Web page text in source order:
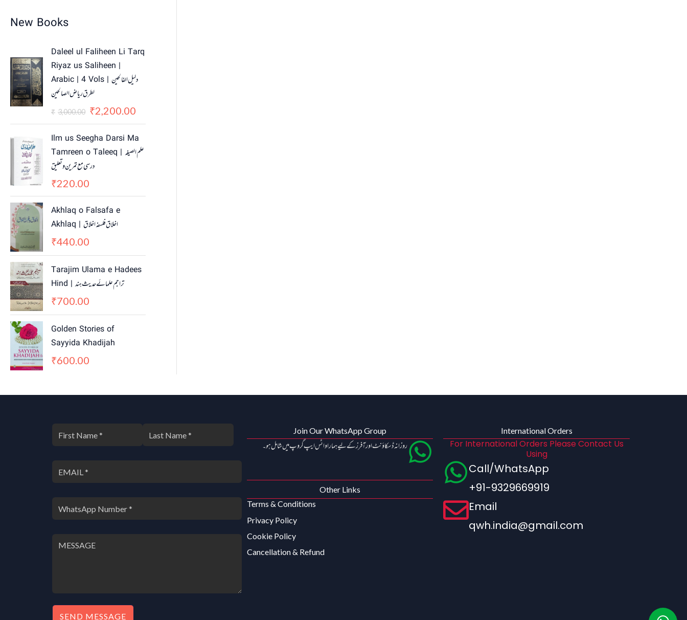
New Books
Daleel ul Faliheen Li Tarq
Riyaz us Saliheen |
Arabic | 4 Vols | دلیل الفالحین
لطرق ریاض الصالحین
₹ 3,000.00
r
i
g
i
n
p
r
i
w
s
₹
3
0
.
0
₹2,200.00
r
r
i
,
2
0
Ilm us Seegha Darsi Ma
Tamreen o Taleeq | علم الصیغہ
درسی مع تمرین و تعلیق
₹220.00
Akhlaq o Falsafa e
Akhlaq | اخلاق فلسفہ اخلاق
₹440.00
Tarajim Ulama e Hadees
Hind | تراجم علمائے حديث ہند
₹700.00
Golden Stories of
Sayyida Khadijah
₹600.00
SEND MESSAGE
Join Our WhatsApp Group
روزانہ ڈسکاؤنٹ اور آفرز کے لیے ہمارا واٹس ایپ گروپ میں شامل ہو۔
Other Links
Terms & Conditions
Privacy Policy
Cookie Policy
Cancellation & Refund
International Orders
For International Orders Please Contact Us
Using
Call/WhatsApp
+91-9329669919
Email
qwh.india@gmail.com